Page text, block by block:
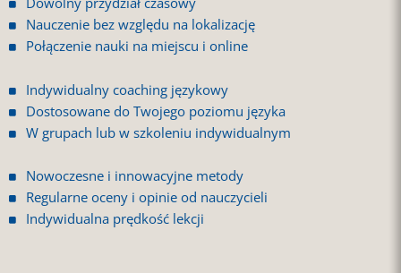
Nauczenie bez względu na lokalizację
Połączenie nauki na miejscu i online
Indywidualny coaching językowy
Dostosowane do Twojego poziomu języka
W grupach lub w szkoleniu indywidualnym
Nowoczesne i innowacyjne metody
Regularne oceny i opinie od nauczycieli
Indywidualna prędkość lekcji